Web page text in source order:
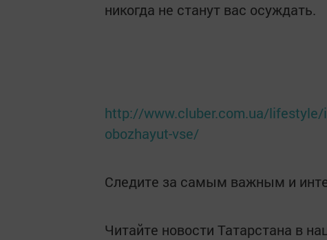
никогда не станут вас осуждать.
http://www.cluber.com.ua/
obozhayut-vse/
Следите за самым важным и
Читайте новости Татарстана в